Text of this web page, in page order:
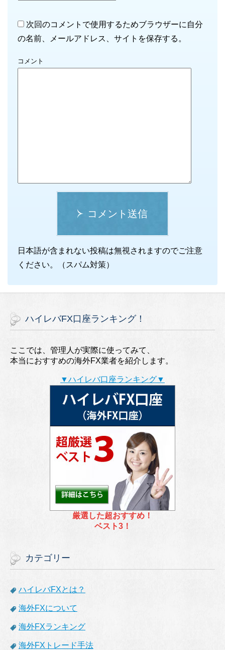
次回のコメントで使用するためブラウザーに自分
の名前、メールアドレス、サイトを保存する。
コメント
コメント送信
日本語が含まれない投稿は無視されますのでご注意
ください。（スパム対策）
ハイレバFX口座ランキング！
ここでは、管理人が実際に使ってみて、
本当におすすめの海外FX業者を紹介します。
▼ハイレバ口座ランキング▼
厳選した超おすすめ！
ベスト3！
カテゴリー
ハイレバFXとは？
海外FXについて
海外FXランキング
海外FXトレード手法